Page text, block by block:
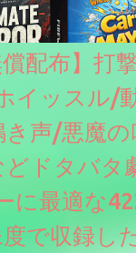
償配布】打
イッスル/
き声/悪魔
ドタバタ
に最適な
で収録し